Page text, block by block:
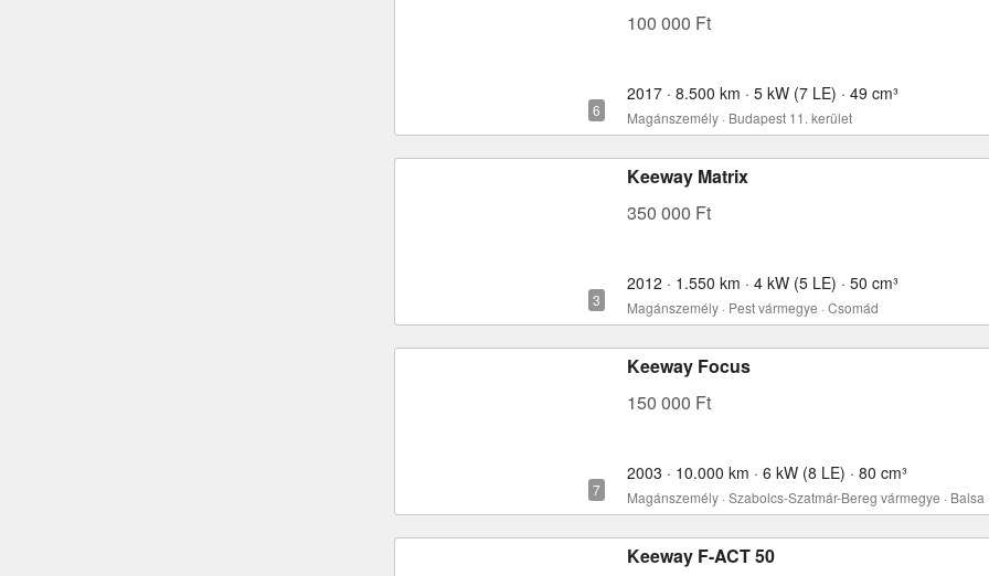
100 000 Ft
2017 · 8.500 km · 5 kW (7 LE) · 49 cm³
Magánszemély · Budapest 11. kerület
Keeway Matrix
350 000 Ft
2012 · 1.550 km · 4 kW (5 LE) · 50 cm³
Magánszemély · Pest vármegye · Csomád
Keeway Focus
150 000 Ft
2003 · 10.000 km · 6 kW (8 LE) · 80 cm³
Magánszemély · Szabolcs-Szatmár-Bereg vármegye · Balsa
Keeway F-ACT 50